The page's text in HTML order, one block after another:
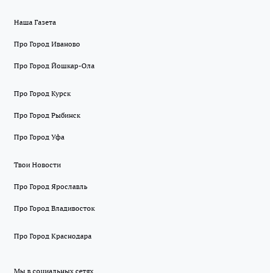
Наша Газета
Про Город Иваново
Про Город Йошкар-Ола
Про Город Курск
Про Город Рыбинск
Про Город Уфа
Твои Новости
Про Город Ярославль
Про Город Владивосток
Про Город Краснодара
Мы в социальных сетях